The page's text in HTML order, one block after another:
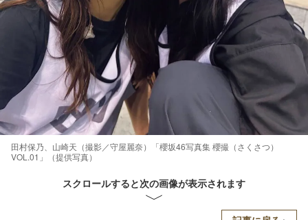
田村保乃、山崎天（撮影／守屋麗奈）「櫻坂46写真集 櫻撮（さくさつ）
VOL.01」（提供写真）
スクロールすると次の画像が表示されます